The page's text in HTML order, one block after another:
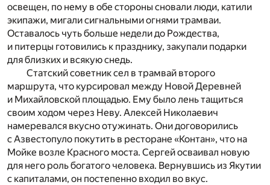
освещен, по нему в обе стороны сновали люди, катили
экипажи, мигали сигнальными огнями трамваи.
Оставалось чуть больше недели до Рождества,
и питерцы готовились к празднику, закупали подарки
для близких и всякую снедь.
Статский советник сел в трамвай второго
маршрута, что курсировал между Новой Деревней
и Михайловской площадью. Ему было лень тащиться
своим ходом через Неву. Алексей Николаевич
намеревался вкусно отужинать. Они договорились
с Азвестопуло покутить в ресторане «Контан», что на
Мойке возле Красного моста. Сергей осваивал новую
для него роль богатого человека. Вернувшись из Якутии
с капиталами, он постепенно входил во вкус.